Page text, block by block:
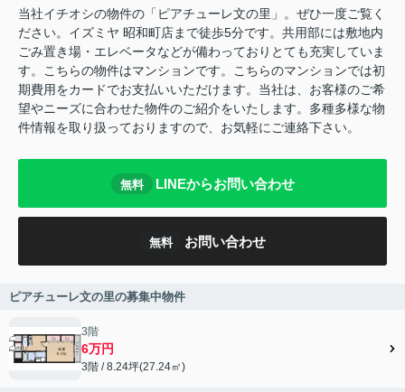
当社イチオシの物件の「ピアチューレ文の里」。ぜひ一度ご覧く
ださい。イズミヤ 昭和町店まで徒歩5分です。共用部には敷地内
ごみ置き場・エレベータなどが備わっておりとても充実していま
す。こちらの物件はマンションです。こちらのマンションでは初
期費用をカードでお支払いいただけます。当社は、お客様のご希
望やニーズに合わせた物件のご紹介をいたします。多種多様な物
件情報を取り扱っておりますので、お気軽にご連絡下さい。
無料 LINEからお問い合わせ
無料 お問い合わせ
ピアチューレ文の里の募集中物件
3階
6万円
3階 / 8.24坪(27.24㎡)